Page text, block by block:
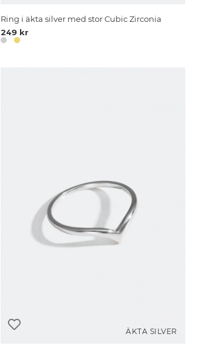
Ring i äkta silver med stor Cubic Zirconia
249 kr
ÄKTA SILVER